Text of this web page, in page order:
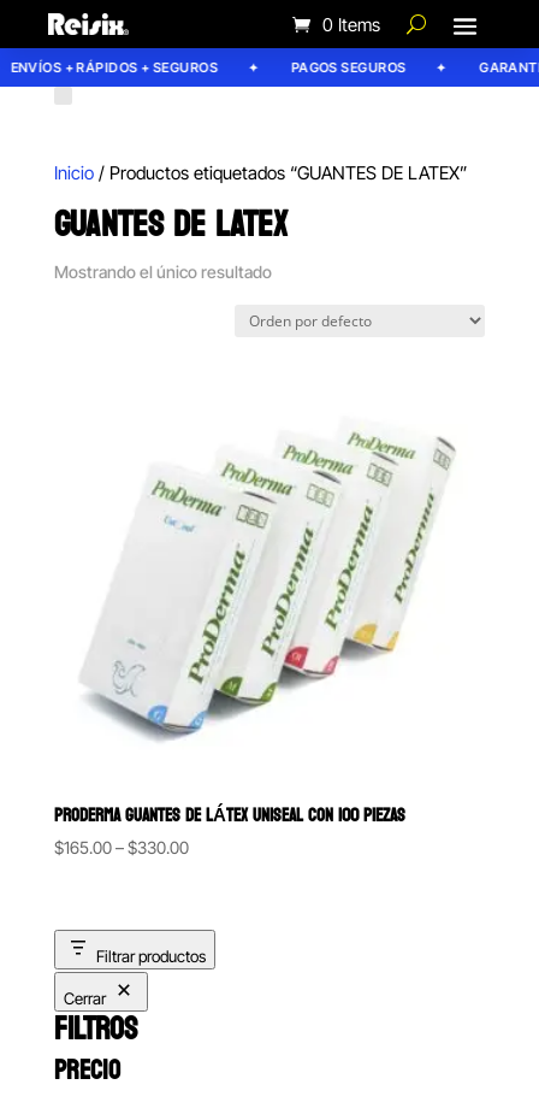
0 Items
ENVÍOS + RÁPIDOS + SEGUROS PAGOS SEGUROS
Inicio/ Productos etiquetados “GUANTES DE LATEX”
GUANTES DE LATEX
Mostrando el único resultado
PRODERMA GUANTES DE LÁTEX UNISEAL CON 100 PIEZAS
$165.00–$330.00Price
through
$330.00
Filtrar productos
Cerrar
FILTROS
PRECIO